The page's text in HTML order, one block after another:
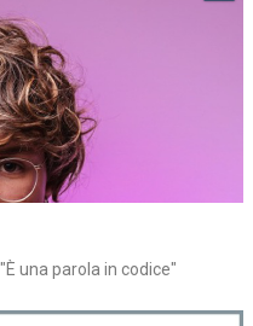
una parola in codice"